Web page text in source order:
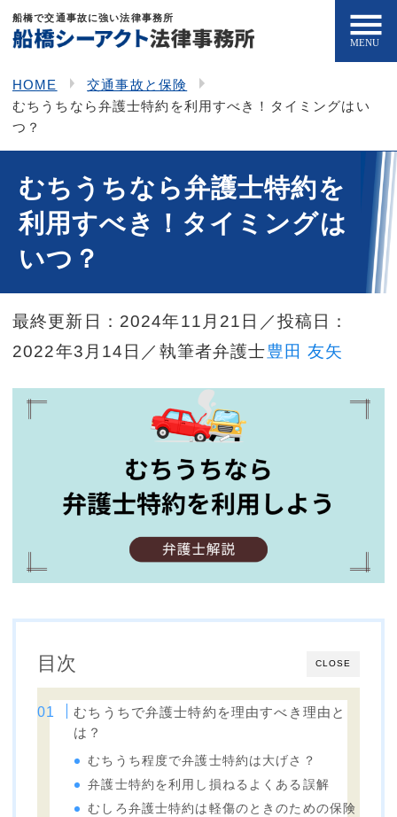
船橋で交通事故に強い法律事務所
HOME
交通事故と保険
むちうちなら弁護士特約を利用すべき！タイミングはい
つ？
むちうちなら弁護士特約を
利用すべき！タイミングは
いつ？
最終更新日：2024年11月21日 ／投稿日：
2022年3月14日／執筆者弁護士豊田 友矢
CLOSE
目次
むちうちで弁護士特約を理由すべき理由と
は？
むちうち程度で弁護士特約は大げさ？
弁護士特約を利用し損ねるよくある誤解
むしろ弁護士特約は軽傷のときのための保険